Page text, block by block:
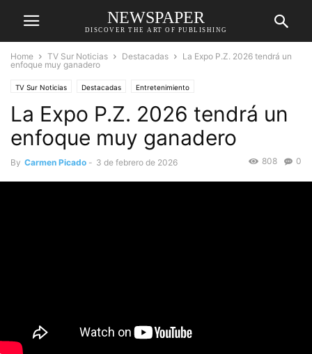
NEWSPAPER
DISCOVER THE ART OF PUBLISHING
Home TV Sur Noticias Destacadas
La Expo P.Z. 2026 tendrá un
enfoque muy ganadero
TV Sur Noticias Destacadas Entretenimiento
La Expo P.Z. 2026 tendrá un
enfoque muy ganadero
By Carmen Picado - 3 de febrero de 2026 0
808